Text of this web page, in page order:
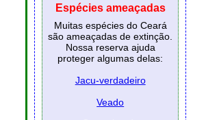
Espécies ameaçadas
Muitas espécies do Ceará
são ameaçadas de extinção.
Nossa reserva ajuda
proteger algumas delas:
Jacu-verdadeiro
Veado